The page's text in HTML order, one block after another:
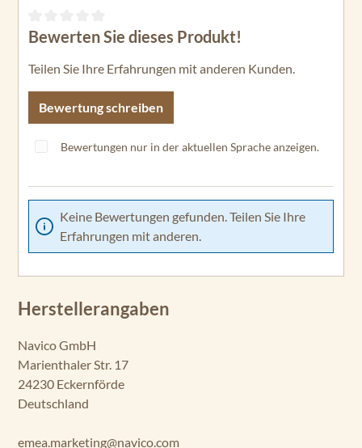
Durchschnittliche Bewertung von 0 von 5 Sternen
Bewerten Sie dieses Produkt!
Teilen Sie Ihre Erfahrungen mit anderen Kunden.
Bewertung schreiben
Bewertungen nur in der aktuellen Sprache anzeigen.
Keine Bewertungen gefunden. Teilen Sie Ihre
Erfahrungen mit anderen.
Herstellerangaben
Navico GmbH
Marienthaler Str. 17
24230 Eckernförde
Deutschland
emea.marketing@navico.com